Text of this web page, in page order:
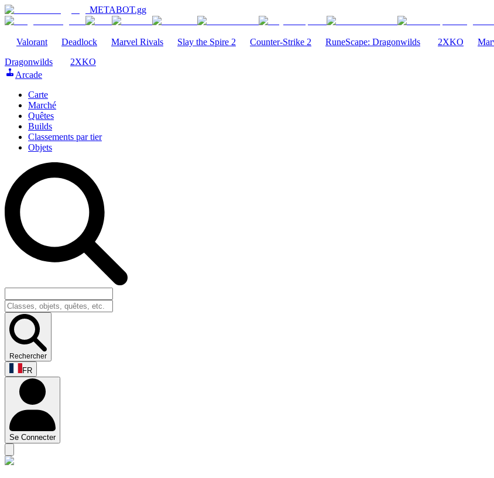
METABOT.gg
Valorant Deadlock Marvel Rivals Slay the Spire 2 Counter-Strike 2 RuneScape: Dragonwilds 2XKO
Dragonwilds
2XKO
Arcade
Carte
Marché
Quêtes
Builds
Classements par tier
Objets
Rechercher
FR
Se Connecter